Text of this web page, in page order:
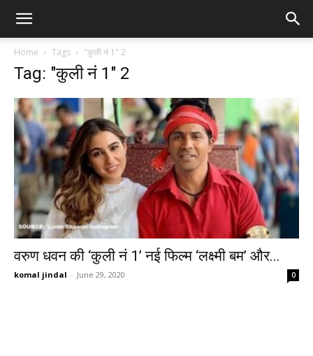
Home Tags "कुली नं 1" 2
Tag: "कुली नं 1" 2
वरुण धवन की ‘कुली नं 1’ नई फिल्म ‘लक्ष्मी बम’ और...
komal jindal - June 29, 2020 0